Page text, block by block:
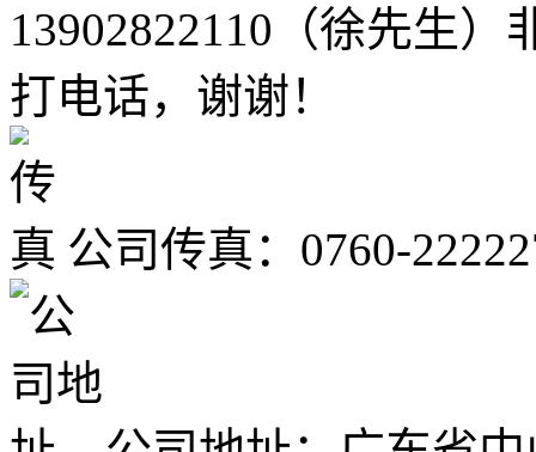
13902822110（徐先生
打电话，谢谢！
公司传真：0760-